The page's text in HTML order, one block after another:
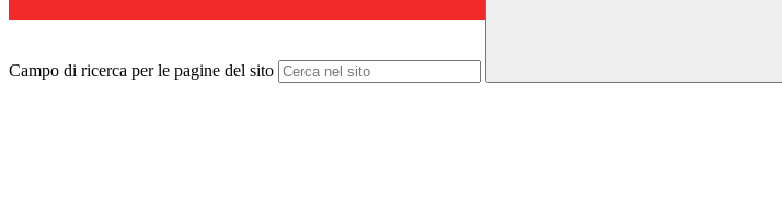
Campo di ricerca per le pagine del sito